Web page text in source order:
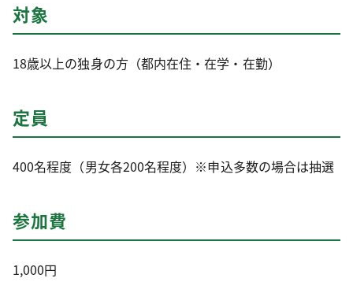
対象
18歳以上の独身の方（都内在住・在学・在勤）
定員
400名程度（男女各200名程度）※申込多数の場合は抽選
参加費
1,000円